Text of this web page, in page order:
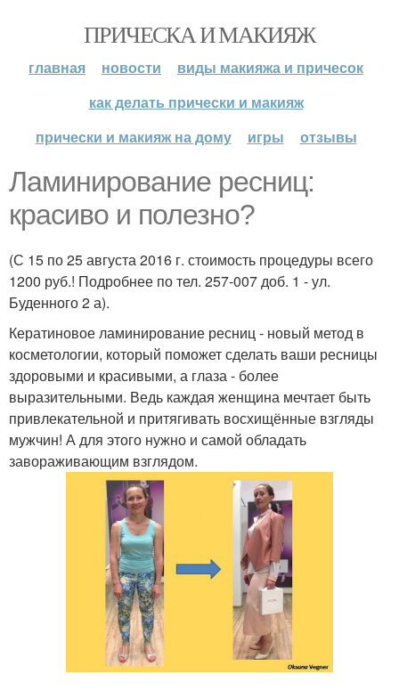
ПРИЧЕСКА И МАКИЯЖ
главная новости
виды макияжа и причесок
как делать прически и макияж
прически и макияж на дому
игры отзывы
Ламинирование ресниц:
красиво и полезно?
(С 15 по 25 августа 2016 г. стоимость процедуры всего
1200 руб.! Подробнее по тел. 257-007 доб. 1 - ул.
Буденного 2 а).
Кератиновое ламинирование ресниц - новый метод в
косметологии, который поможет сделать ваши ресницы
здоровыми и красивыми, а глаза - более
выразительными. Ведь каждая женщина мечтает быть
привлекательной и притягивать восхищённые взгляды
мужчин! А для этого нужно и самой обладать
завораживающим взглядом.